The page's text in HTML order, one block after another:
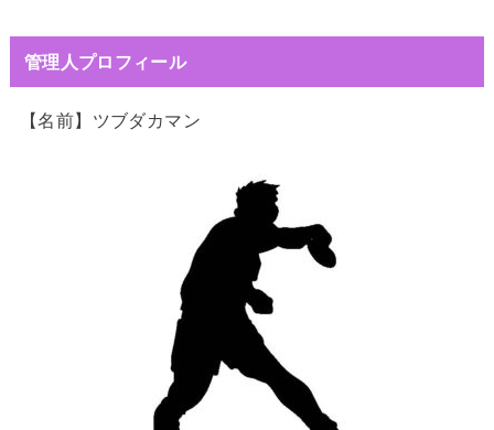
管理人プロフィール
【名前】ツブダカマン